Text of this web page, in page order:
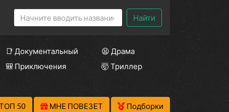
Найти
📑 Документальный
😫 Драма
🎒 Приключения
🤯 Триллер
50 МНЕ ПОВЕЗЕТ Подборки